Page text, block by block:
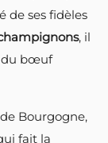
de ses fidèles
, il
du bœuf
de Bourgogne,
fait la